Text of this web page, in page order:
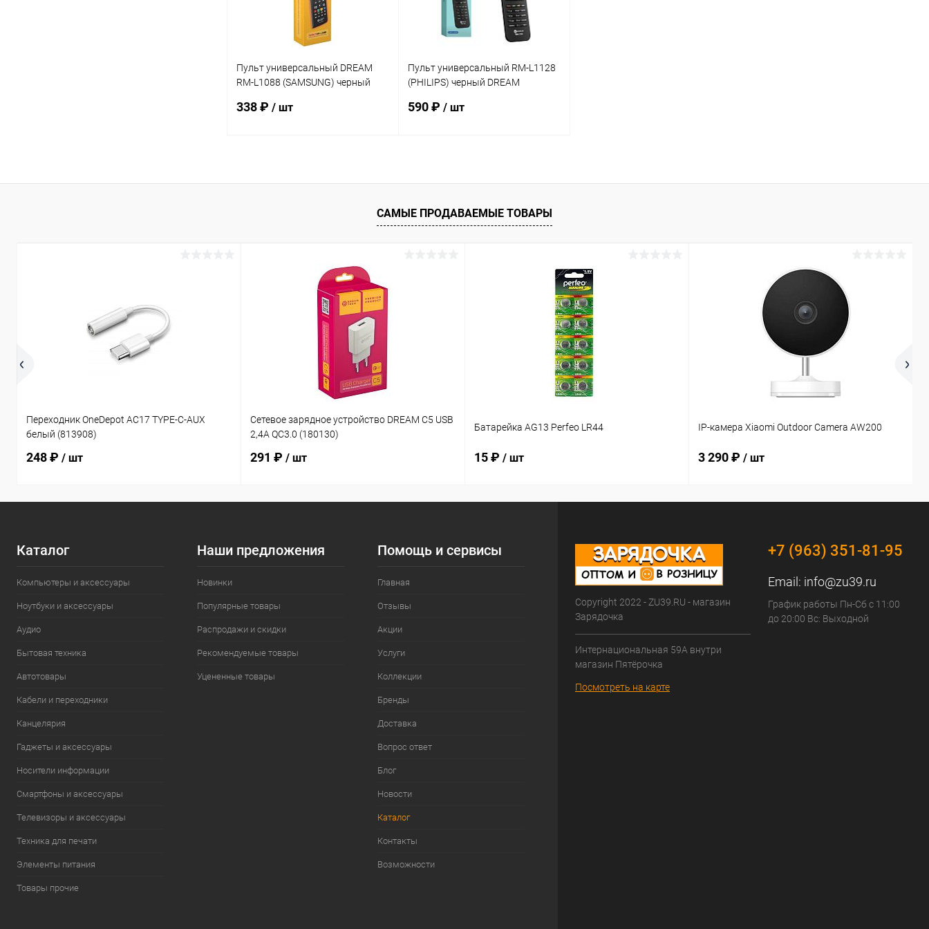
Пульт универсальный DREAM
RM-L1088 (SAMSUNG) черный
338 ₽ / шт
В наличии
Пульт универсальный RM-L1128
(PHILIPS) черный DREAM
590 ₽ / шт
В избранное В наличии
САМЫЕ ПРОДАВАЕМЫЕ ТОВАРЫ
Переходник OneDepot AC17 TYPE-C-AUX
белый (813908)
248 ₽ / шт
Сетевое зарядное устройство DREAM C5 USB
2,4A QC3.0 (180130)
291 ₽ / шт
Батарейка AG13 Perfeo LR44
15 ₽ / шт
IP-камера Xiaomi Outdoor Camera AW200
3 290 ₽ / шт
Каталог
Компьютеры и аксессуары
Ноутбуки и аксессуары
Аудио
Бытовая техника
Автотовары
Кабели и переходники
Канцелярия
Гаджеты и аксессуары
Носители информации
Смартфоны и аксессуары
Телевизоры и аксессуары
Техника для печати
Элементы питания
Товары прочие
Наши предложения
Новинки
Популярные товары
Распродажи и скидки
Рекомендуемые товары
Уцененные товары
Помощь и сервисы
Главная
Отзывы
Акции
Услуги
Коллекции
Бренды
Доставка
Вопрос ответ
Блог
Новости
Каталог
Контакты
Возможности
Copyright 2022 - ZU39.RU - магазин
Зарядочка
Интернациональная 59А внутри
магазин Пятёрочка
Посмотреть на карте
+7 (963) 351-81-95
Email: info@zu39.ru
График работы Пн-Сб с 11:00
до 20:00 Вс: Выходной